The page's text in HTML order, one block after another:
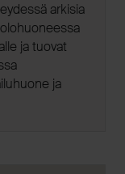
arkisia
ja tuovat
ja